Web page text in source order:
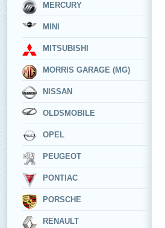
MERCURY
MINI
MITSUBISHI
MORRIS GARAGE (MG)
NISSAN
OLDSMOBILE
OPEL
PEUGEOT
PONTIAC
PORSCHE
RENAULT